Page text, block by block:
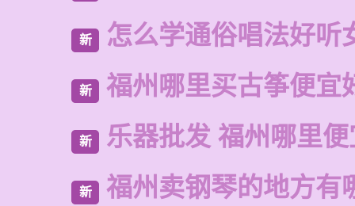
新 怎么学通俗唱法好听
新 福州哪里买古筝便宜
新 乐器批发 福州哪里
新 福州卖钢琴的地方有